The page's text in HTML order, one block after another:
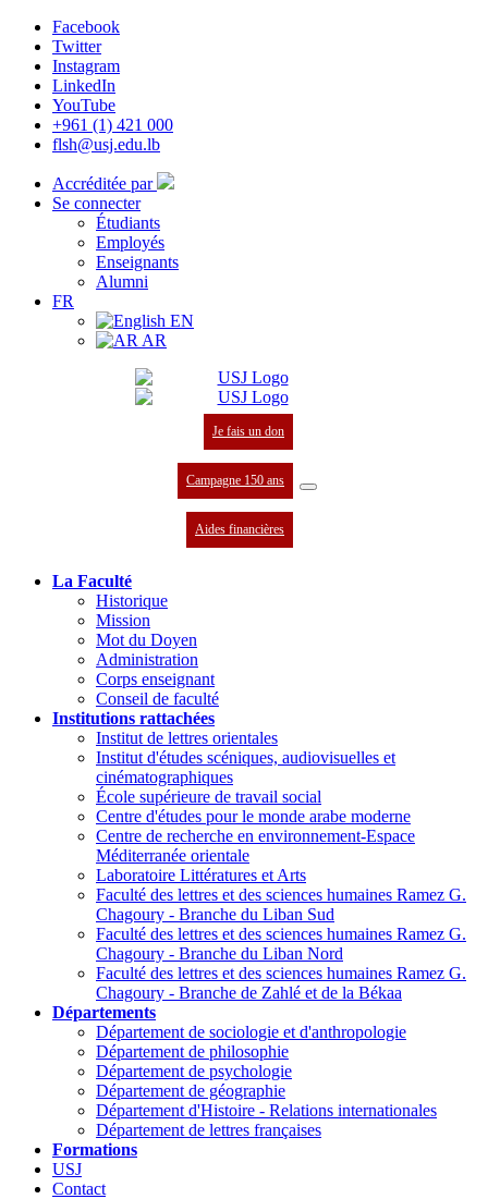
Facebook
Twitter
Instagram
LinkedIn
YouTube
+961 (1) 421 000
flsh@usj.edu.lb
Accréditée par
Se connecter
Étudiants
Employés
Enseignants
Alumni
FR
EN
AR
Je fais un don
Campagne 150 ans
Aides financières
La Faculté
Historique
Mission
Mot du Doyen
Administration
Corps enseignant
Conseil de faculté
Institutions rattachées
Institut de lettres orientales
Institut d'études scéniques, audiovisuelles et
cinématographiques
École supérieure de travail social
Centre d'études pour le monde arabe moderne
Centre de recherche en environnement-Espace
Méditerranée orientale
Laboratoire Littératures et Arts
Faculté des lettres et des sciences humaines Ramez G.
Chagoury - Branche du Liban Sud
Faculté des lettres et des sciences humaines Ramez G.
Chagoury - Branche du Liban Nord
Faculté des lettres et des sciences humaines Ramez G.
Chagoury - Branche de Zahlé et de la Békaa
Départements
Département de sociologie et d'anthropologie
Département de philosophie
Département de psychologie
Département de géographie
Département d'Histoire - Relations internationales
Département de lettres françaises
Formations
USJ
Contact